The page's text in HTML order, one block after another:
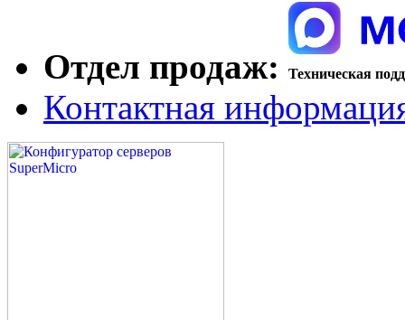
Отдел продаж: Техническая
Контактная